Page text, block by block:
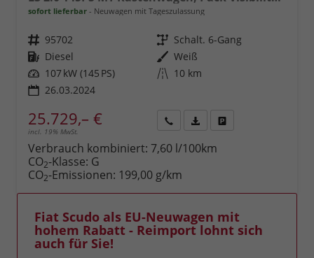
sofort lieferbar Neuwagen mit Tageszulassung
Fahrzeugnr. 95702 Getriebe Schalt. 6-Gang
Kraftstoff Diesel Außenfarbe Weiß
Leistung 107 kW (145 PS) Kilometerstand 10 km
26.03.2024
25.729,– €
incl. 19% MwSt.
anfordern
Datei,
Verbrauch kombiniert: 7,60 l/100km
CO2-Klasse: G
CO2-Emissionen: 199,00 g/km
Fiat Scudo als EU-Neuwagen mit
hohem Rabatt - Reimport lohnt sich
auch für Sie!